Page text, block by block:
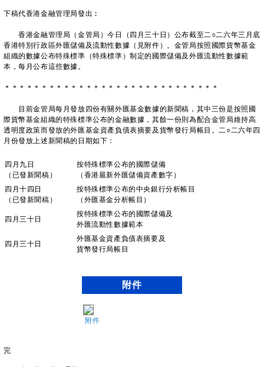
下稿代香港金融管理局發出︰
香港金融管理局（金管局）今日（四月三十日）公布截至二○二六年三月底
香港特別行政區外匯儲備及流動性數據（見附件）。金管局按照國際貨幣基金
組織的數據公布特殊標準（特殊標準）制定的國際儲備及外匯流動性數據範
本，每月公布這些數據。
＊＊＊＊＊＊＊＊＊＊＊＊＊＊＊＊＊＊＊＊＊＊＊＊＊＊＊＊＊
目前金管局每月發放四份有關外匯基金數據的新聞稿，其中三份是按照國
際貨幣基金組織的特殊標準公布的金融數據，其餘一份則為配合金管局維持高
透明度政策而發放的外匯基金資產負債表摘要及貨幣發行局帳目。二○二六年四
月份發放上述新聞稿的日期如下：
四月九日
（已發新聞稿）
按特殊標準公布的國際儲備
（香港最新外匯儲備資產數字）
四月十四日
（已發新聞稿）
按特殊標準公布的中央銀行分析帳目
（外匯基金分析帳目）
四月三十日
按特殊標準公布的國際儲備及
外匯流動性數據範本
四月三十日
外匯基金資產負債表摘要及
貨幣發行局帳目
附件
附件
完